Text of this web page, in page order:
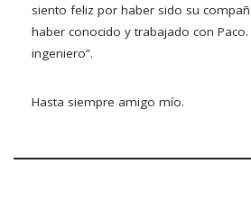
siento feliz por haber sido su
haber conocido y trabajado con Paco.
ingeniero”.
Hasta siempre amigo mío.